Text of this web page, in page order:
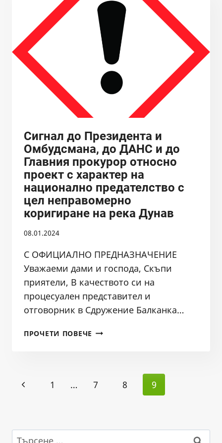
THE
ATTENTION
OF
COMMISSIONER
URSULA
VON
DER
LEYEN
AND
COMMISSIONERS
SINKEVIČIUS,
COPCZYNSKA
AND
POPOVSKI
CONCERNING
THE
FAST
DANUBE
PROJECT
Сигнал до Президента и
Омбудсмана, до ДАНС и до
Главния прокурор относно
проект с характер на
национално предателство с
цел неправомерно
коригиране на река Дунав
08.01.2024
С ОФИЦИАЛНО ПРЕДНАЗНАЧЕНИЕ
Уважаеми дами и господа, Скъпи
приятели, В качеството си на
процесуален представител и
отговорник в Сдружение Балканка…
ПРОЧЕТИ ПОВЕЧЕ СИГНАЛ
ОМБУДСМАНА,
ДО
ГЛАВНИЯ
Page
Previous
1 … 7 8 9
Търсене